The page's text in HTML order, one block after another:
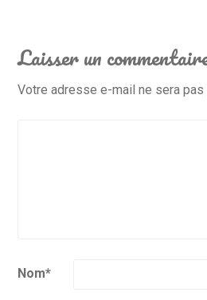
Laisser un
Votre adresse e-mail ne sera pas
Nom*